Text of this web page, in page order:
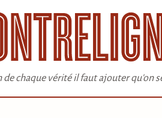
de chaque vérité il faut ajouter qu'on